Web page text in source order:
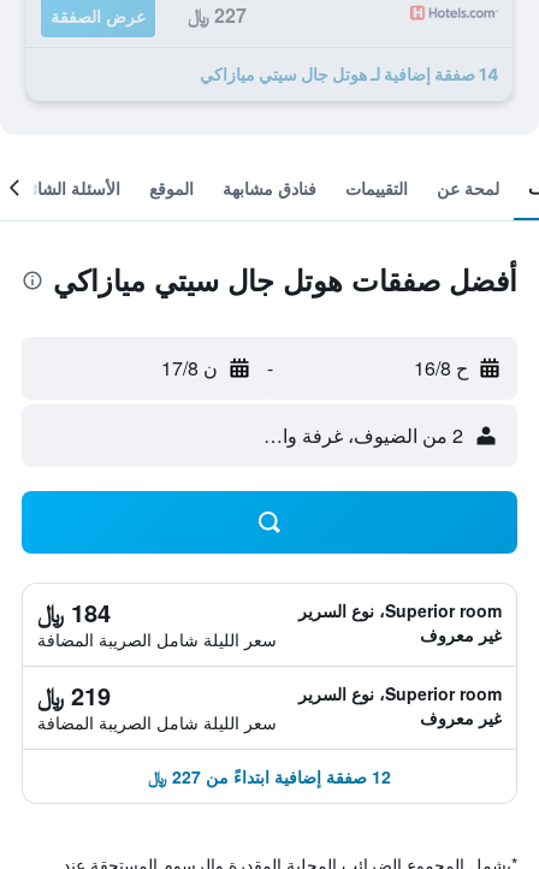
227 ﷼ عرض الصفقة
14 صفقة إضافية لـ هوتل جال سيتي ميازاكي
لمحة عن التقييمات فنادق مشابهة الموقع الأسئلة الشائعة
أفضل صفقات هوتل جال سيتي ميازاكي
ح 16/8 - ن 17/8
2 من الضيوف، غرفة واحدة
Superior room، نوع السرير
غير معروف
184 ﷼
سعر الليلة شامل الصريبة المضافة
Superior room، نوع السرير
غير معروف
219 ﷼
سعر الليلة شامل الصريبة المضافة
12 صفقة إضافية ابتداءً من 227 ﷼
*يشمل المجموع الضرائب المحلية المقدرة والرسوم المستحقة عند